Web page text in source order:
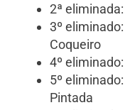
2ª
3º
Coqueiro
4º
5º
Pintada